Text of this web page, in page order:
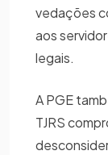
vedações
aos
legais.
A PGE
TJRS